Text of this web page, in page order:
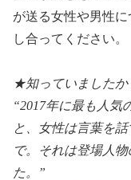
が送る女性や男性
し合ってください。
★知っていましたか
“2017年に最も人気
と、女性は言葉を
で。それは登場人
た。”